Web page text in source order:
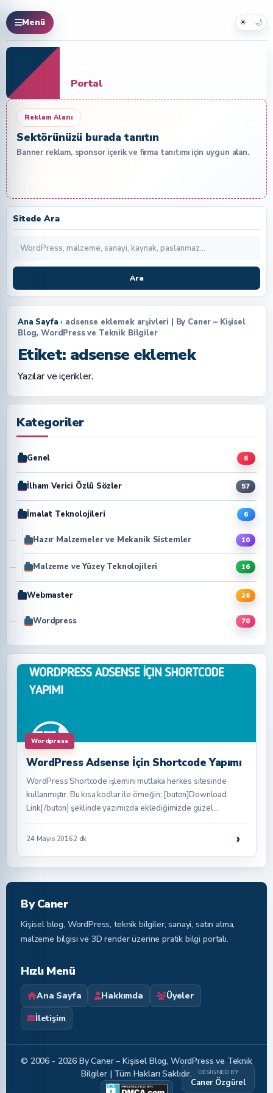
Menü ☀ 🌙
Portal
Reklam Alanı
Sektörünüzü burada tanıtın
Banner reklam, sponsor içerik ve firma tanıtımı için uygun alan.
Sitede Ara
Ara
Ana Sayfa › adsense eklemek arşivleri | By Caner – Kişisel
Blog, WordPress ve Teknik Bilgiler
Etiket: adsense eklemek
Yazılar ve içerikler.
Kategoriler
Genel 6
İlham Verici Özlü Sözler 57
İmalat Teknolojileri 6
Hazır Malzemeler ve Mekanik Sistemler 10
Malzeme ve Yüzey Teknolojileri 16
Webmaster 26
Wordpress 70
Wordpress
WordPress Adsense İçin Shortcode Yapımı
WordPress Shortcode işlemini mutlaka herkes sitesinde
kullanmıştır. Bu kısa kodlar ile örneğin; [buton]Download
Link[/buton] şeklinde yazımızda eklediğimizde güzel…
24 Mayıs 20162 dk ›
By Caner
Kişisel blog, WordPress, teknik bilgiler, sanayi, satın alma,
malzeme bilgisi ve 3D render üzerine pratik bilgi portalı.
Hızlı Menü
Ana Sayfa Hakkımda
Üyeler
İletişim
© 2006 - 2026 By Caner – Kişisel Blog, WordPress ve Teknik
Bilgiler | Tüm Hakları Saklıdır.
DESIGNED BY
Caner Özgürel